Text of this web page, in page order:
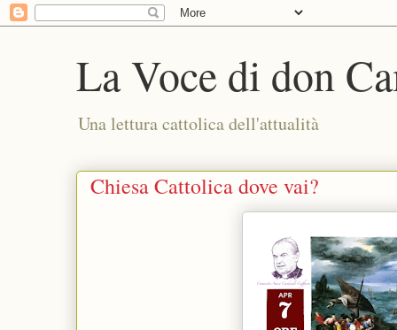
La Voce di don
Una lettura cattolica dell'attualità
Chiesa Cattolica dove vai?